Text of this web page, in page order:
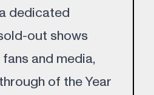
dedicated
out shows
and media,
of the Year